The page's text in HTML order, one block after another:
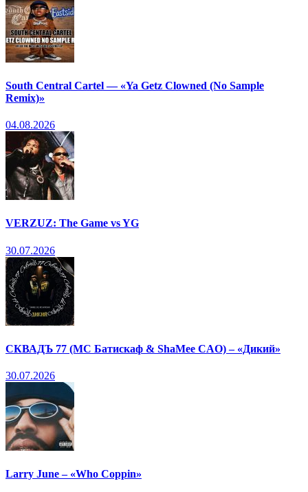
South Central Cartel — «Ya Getz Clowned (No Sample
Remix)»
04.08.2026
VERZUZ: The Game vs YG
30.07.2026
СКВАДЪ 77 (МС Батискаф & ShaMee CAO) – «Дикий»
30.07.2026
Larry June – «Who Coppin»